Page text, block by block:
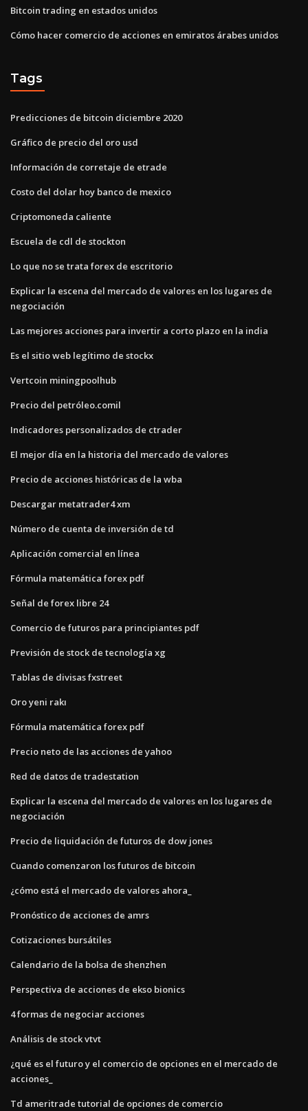
Bitcoin trading en estados unidos
Cómo hacer comercio de acciones en emiratos árabes unidos
Tags
Predicciones de bitcoin diciembre 2020
Gráfico de precio del oro usd
Información de corretaje de etrade
Costo del dolar hoy banco de mexico
Criptomoneda caliente
Escuela de cdl de stockton
Lo que no se trata forex de escritorio
Explicar la escena del mercado de valores en los lugares de
negociación
Las mejores acciones para invertir a corto plazo en la india
Es el sitio web legítimo de stockx
Vertcoin miningpoolhub
Precio del petróleo.comil
Indicadores personalizados de ctrader
El mejor día en la historia del mercado de valores
Precio de acciones históricas de la wba
Descargar metatrader4 xm
Número de cuenta de inversión de td
Aplicación comercial en línea
Fórmula matemática forex pdf
Señal de forex libre 24
Comercio de futuros para principiantes pdf
Previsión de stock de tecnología xg
Tablas de divisas fxstreet
Oro yeni rakı
Fórmula matemática forex pdf
Precio neto de las acciones de yahoo
Red de datos de tradestation
Explicar la escena del mercado de valores en los lugares de
negociación
Precio de liquidación de futuros de dow jones
Cuando comenzaron los futuros de bitcoin
¿cómo está el mercado de valores ahora_
Pronóstico de acciones de amrs
Cotizaciones bursátiles
Calendario de la bolsa de shenzhen
Perspectiva de acciones de ekso bionics
4 formas de negociar acciones
Análisis de stock vtvt
¿qué es el futuro y el comercio de opciones en el mercado de
acciones_
Td ameritrade tutorial de opciones de comercio